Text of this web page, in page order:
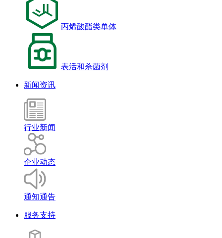
丙烯酸酯类单体
表活和杀菌剂
新闻资讯
行业新闻
企业动态
通知通告
服务支持